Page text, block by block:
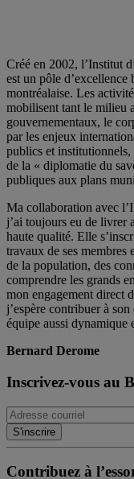
Créé en 2002, l’Institut
est un pôle d’excellence
montréalaise. Les
mobilisent tant le milieu
gouvernementaux, le
par les enjeux
publics et
de la « diplomatie du
publiques aux plans
Ma collaboration avec
j’ai toujours eu de livrer
haute qualité. Elle
travaux de ses membres
de la population, des
comprendre les grands
mon engagement direct
j’espère contribuer à
équipe aussi dynamique
Bernard Derome
Inscrivez-vous au
Contribuez à